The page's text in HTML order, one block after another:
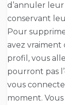
d’annuler
conservant
Pour
avez vraiment
profil, vous
pourront pas
vous
moment.